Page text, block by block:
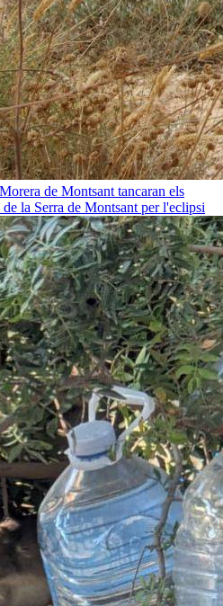
de Montsant tancaran els
la Serra de Montsant per l'eclipsi